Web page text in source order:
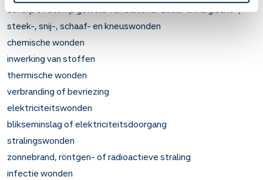
scherp of stomp geweld van buitenaf zoals chirurgische-,
steek-, snij-, schaaf- en kneuswonden
chemische wonden
inwerking van stoffen
thermische wonden
verbranding of bevriezing
elektriciteitswonden
blikseminslag of elektriciteitsdoorgang
stralingswonden
zonnebrand, röntgen- of radioactieve straling
infectie wonden